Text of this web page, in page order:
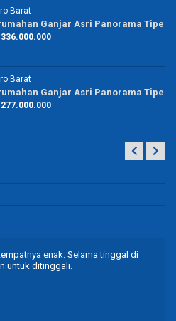
Ganjar Asri Panorama Tipe 55/128
Ganjar Asri Panorama Tipe 48/150
enak. Selama tinggal di
untuk ditinggali.